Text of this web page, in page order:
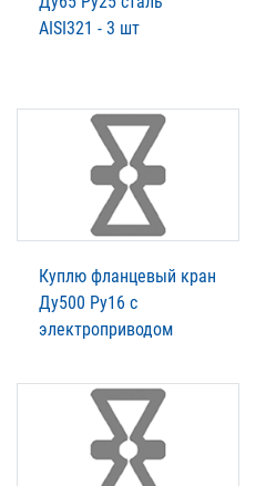
AISI321 - 3 шт
Куплю фланцевый кран
Ду500 Ру16 с
электроприводом